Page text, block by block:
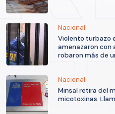
Nacional
Violento turbazo
amenazaron con
robaron más de
Nacional
Minsal retira del
micotoxinas: